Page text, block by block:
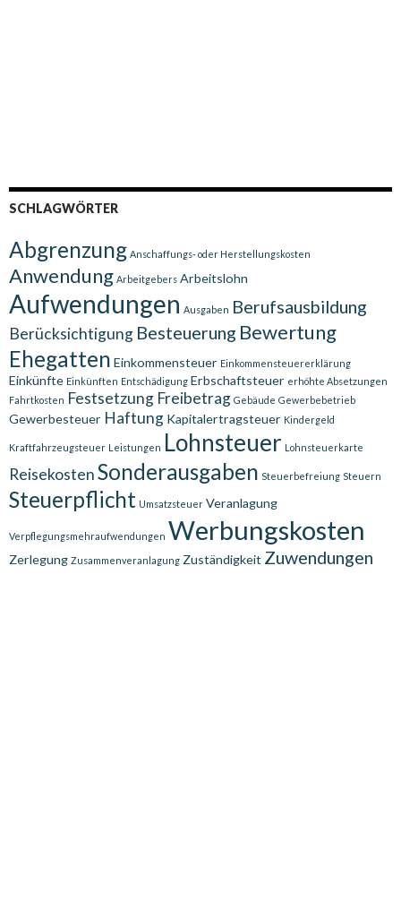
SCHLAGWÖRTER
Abgrenzung Anschaffungs- oder Herstellungskosten
Anwendung Arbeitgebers Arbeitslohn
Aufwendungen Ausgaben Berufsausbildung
Berücksichtigung Besteuerung Bewertung
Ehegatten Einkommensteuer Einkommensteuererklärung
Einkünfte Einkünften Entschädigung Erbschaftsteuer erhöhte Absetzungen
Fahrtkosten Festsetzung Freibetrag Gebäude Gewerbebetrieb
Gewerbesteuer Haftung Kapitalertragsteuer Kindergeld
Kraftfahrzeugsteuer Leistungen Lohnsteuer Lohnsteuerkarte
ReisekostenSonderausgaben Steuerbefreiung Steuern
Steuerpflicht Umsatzsteuer Veranlagung
Verpflegungsmehraufwendungen Werbungskosten
Zerlegung Zusammenveranlagung Zuständigkeit Zuwendungen